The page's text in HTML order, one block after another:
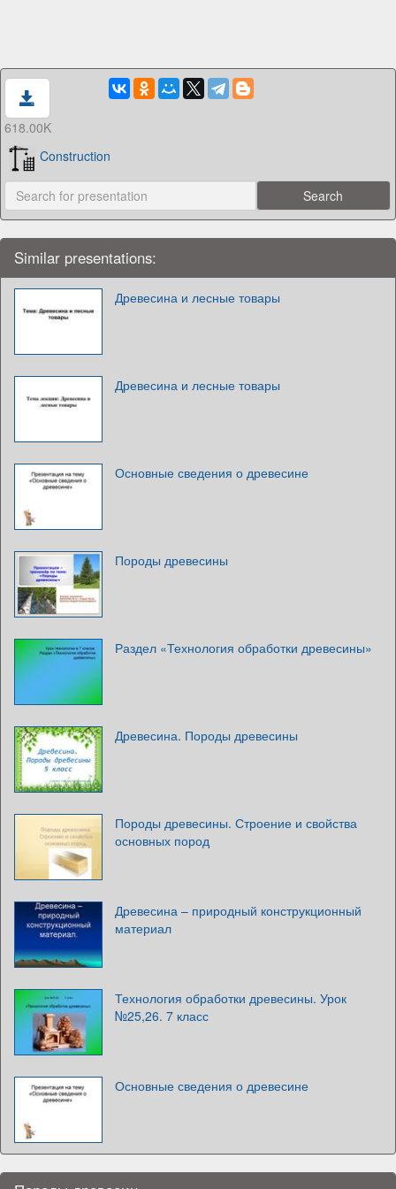
618.00K
Construction
Similar presentations:
Древесина и лесные товары
Древесина и лесные товары
Основные сведения о древесине
Породы древесины
Раздел «Технология обработки древесины»
Древесина. Породы древесины
Породы древесины. Строение и свойства
основных пород
Древесина – природный конструкционный
материал
Технология обработки древесины. Урок
№25,26. 7 класс
Основные сведения о древесине